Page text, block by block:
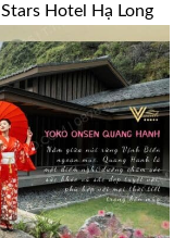
Hotel Hạ Long